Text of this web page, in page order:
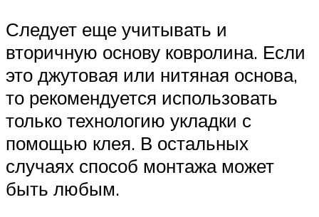
Следует еще учитывать и
вторичную основу ковролина. Если
это джутовая или нитяная основа,
то рекомендуется использовать
только технологию укладки с
помощью клея. В остальных
случаях способ монтажа может
быть любым.